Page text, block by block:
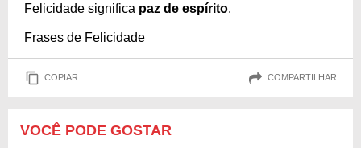
Felicidade significa paz de espírito.
Frases de Felicidade
COPIAR COMPARTILHAR
VOCÊ PODE GOSTAR